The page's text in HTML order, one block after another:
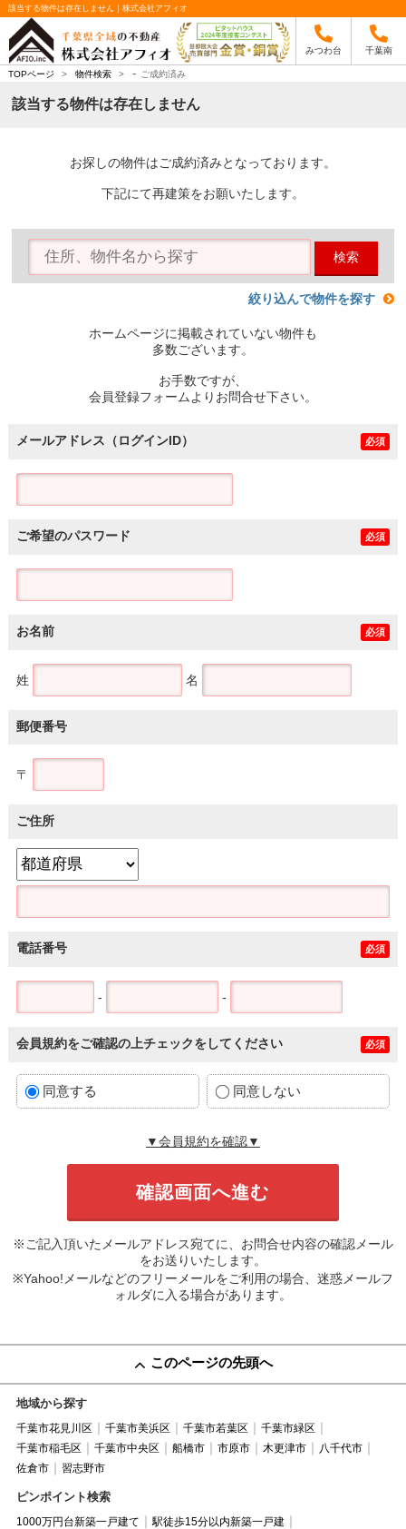
該当する物件は存在しません｜株式会社アフィオ
みつわ台 千葉南
TOPページ > 物件検索 > - ご成約済み
該当する物件は存在しません
お探しの物件はご成約済みとなっております。
下記にて再建策をお願いたします。
検索
絞り込んで物件を探す
ホームページに掲載されていない物件も
多数ございます。
お手数ですが、
会員登録フォームよりお問合せ下さい。
メールアドレス（ログインID） 必須
ご希望のパスワード 必須
お名前 必須
姓 名
郵便番号
〒
ご住所
電話番号 必須
- -
会員規約をご確認の上チェックをしてください 必須
同意する 同意しない
▼会員規約を確認▼
※ご記入頂いたメールアドレス宛てに、お問合せ内容の確認メール
をお送りいたします。
※Yahoo!メールなどのフリーメールをご利用の場合、迷惑メールフ
ォルダに入る場合があります。
このページの先頭へ
地域から探す
千葉市花見川区 千葉市美浜区 千葉市若葉区
千葉市緑区
千葉市稲毛区
千葉市中央区 船橋市 市原市 木更津市
八千代市
佐倉市
習志野市
ピンポイント検索
1000万円台新築一戸建て
駅徒歩15分以内新築一戸建